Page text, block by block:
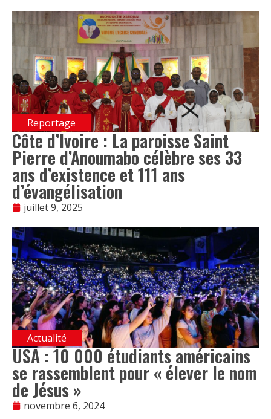
Reportage
Côte d’Ivoire : La paroisse Saint
Pierre d’Anoumabo célèbre ses 33
ans d’existence et 111 ans
d’évangélisation
juillet 9, 2025
Actualité
USA : 10 000 étudiants américains
se rassemblent pour « élever le nom
de Jésus »
novembre 6, 2024